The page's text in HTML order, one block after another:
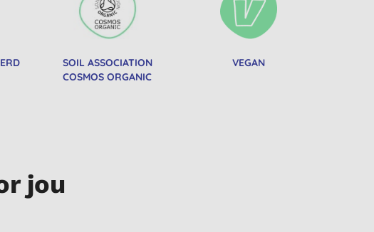
SOIL ASSOCIATION
COSMOS ORGANIC
VEGAN
jou